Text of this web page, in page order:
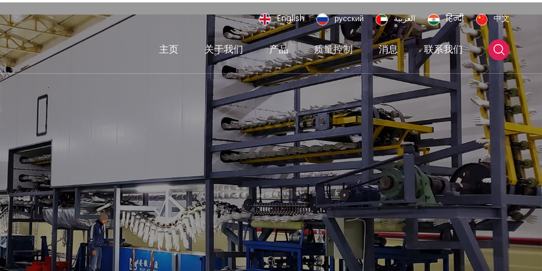
English русский العربية हिन्दी 中文
主页 关于我们 产品 质量控制 消息 联系我们